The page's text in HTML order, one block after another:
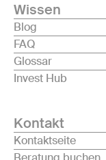
Wissen
Blog
FAQ
Glossar
Invest Hub
Kontakt
Kontaktseite